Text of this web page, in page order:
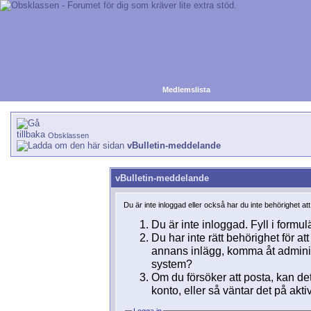
Medlemslista
Obsklassen
vBulletin-meddelande
vBulletin-meddelande
Du är inte inloggad eller också har du inte behörighet
Du är inte inloggad. Fyll i
Du har inte rätt behörighet för
annans inlägg, komma åt
system?
Om du försöker att posta, kan
konto, eller så väntar det på